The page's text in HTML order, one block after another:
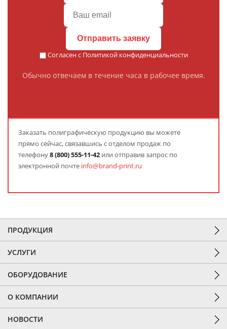
Отправить заявку
Согласен с Политикой конфиденциальности
Обычно отвечаем в течение часа в рабочее время.
Заказать полиграфическую продукцию вы можете
прямо сейчас, связавшись с отделом продаж по
телефону8(800) 555-11-42 или отправив запрос по
электронной почте info@brand-print.ru
ПРОДУКЦИЯ
УСЛУГИ
ОБОРУДОВАНИЕ
О КОМПАНИИ
НОВОСТИ